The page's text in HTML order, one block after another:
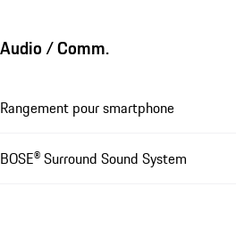
Audio / Comm.
Rangement pour smartphone
BOSE® Surround Sound System